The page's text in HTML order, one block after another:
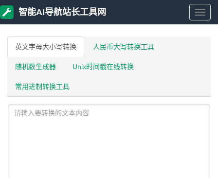
智
智能AI导航站长工具网
英文字母大小写转换 人民币大写转换工具
随机数生成器 Unix时间戳在线转换
常用进制转换工具